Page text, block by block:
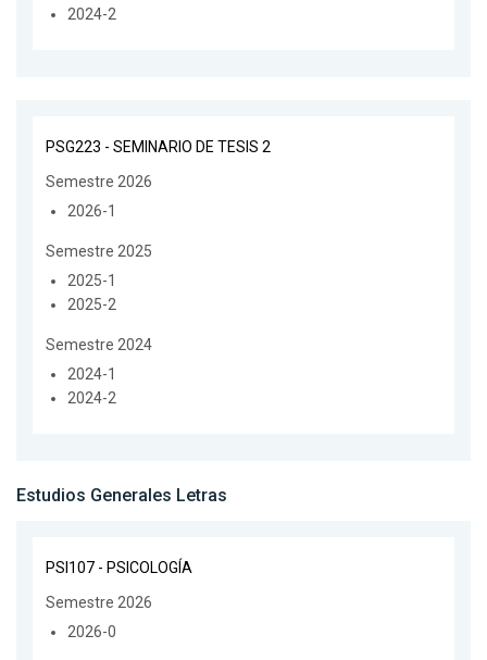
2024-2
PSG223 - SEMINARIO DE TESIS 2
Semestre 2026
2026-1
Semestre 2025
2025-1
2025-2
Semestre 2024
2024-1
2024-2
Estudios Generales Letras
PSI107 - PSICOLOGÍA
Semestre 2026
2026-0